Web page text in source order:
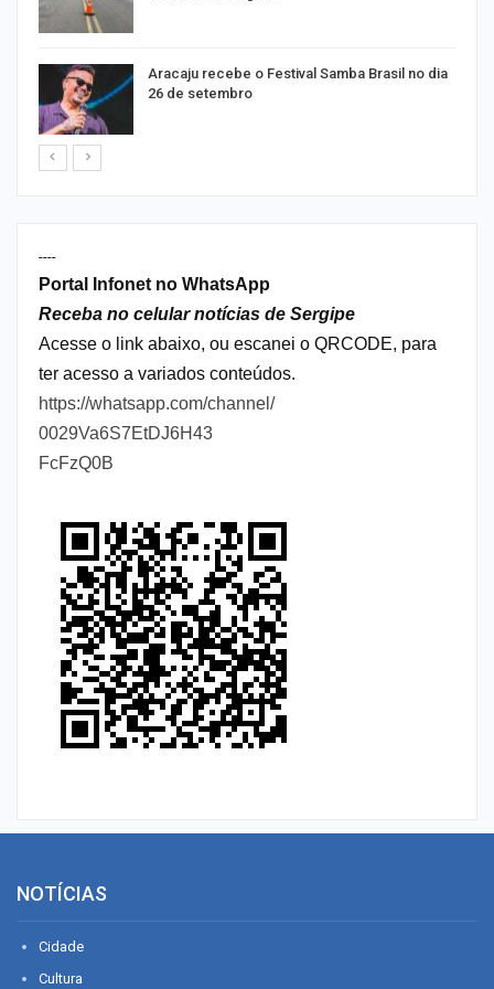
Aracaju recebe o Festival Samba Brasil no dia
26 de setembro
----
Portal Infonet no WhatsApp
Receba no celular notícias de Sergipe
Acesse o link abaixo, ou escanei o QRCODE, para
ter acesso a variados conteúdos.
https://whatsapp.com/channel/
0029Va6S7EtDJ6H43
FcFzQ0B
NOTÍCIAS
Cidade
Cultura